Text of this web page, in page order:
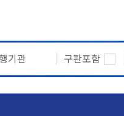
기관 구판포함